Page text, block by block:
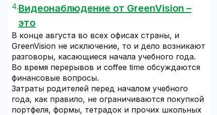
Видеонаблюдение от GreenVision –
это
В конце августа во всех офисах страны, и
GreenVision не исключение, то и дело возникают
разговоры, касающиеся начала учебного года.
Во время перерывов и coffee time обсуждаются
финансовые вопросы.
Затраты родителей перед началом учебного
года, как правило, не ограничиваются покупкой
портфеля, формы, тетрадок и прочих школьных